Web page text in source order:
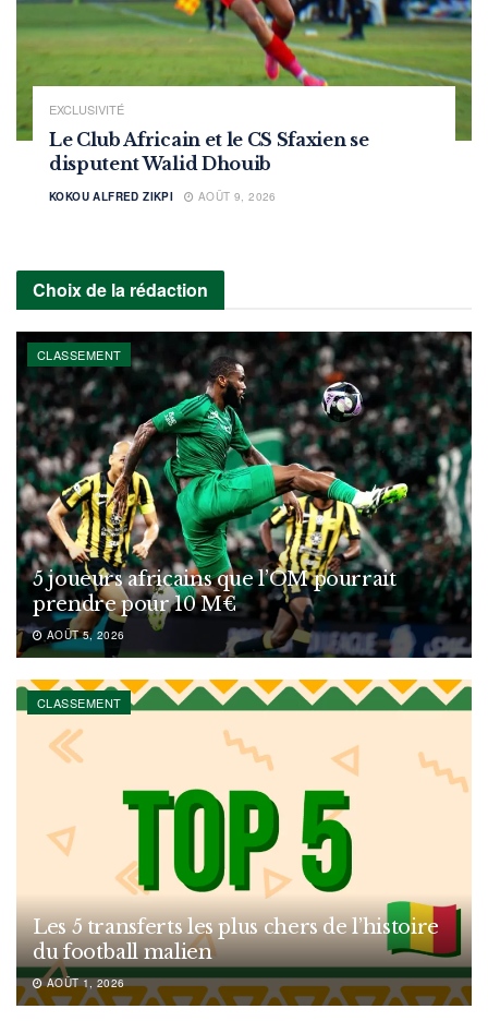
EXCLUSIVITÉ
Le Club Africain et le CS Sfaxien se
disputent Walid Dhouib
KOKOU ALFRED ZIKPI AOÛT 9, 2026
Choix de la rédaction
CLASSEMENT
5 joueurs africains que l’OM pourrait
prendre pour 10 M€
AOÛT 5, 2026
CLASSEMENT
Les 5 transferts les plus chers de l’histoire
du football malien
AOÛT 1, 2026